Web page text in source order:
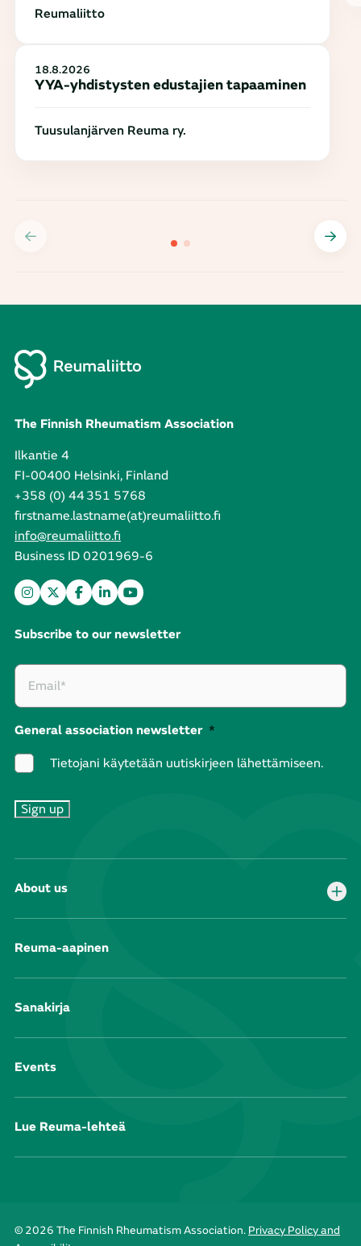
Reumaliitto
18.8.2026
YYA-yhdistysten edustajien tapaaminen
Tuusulanjärven Reuma ry.
The Finnish Rheumatism Association
Ilkantie 4
FI-00400 Helsinki, Finland
+358 (0) 44 351 5768
firstname.lastname(at)reumaliitto.fi
info@reumaliitto.fi
Business ID 0201969-6
Subscribe to our newsletter
General association newsletter *
Tietojani käytetään uutiskirjeen lähettämiseen.
About us
Reuma-aapinen
Sanakirja
Events
Lue Reuma-lehteä
© 2026 The Finnish Rheumatism Association. Privacy Policy and